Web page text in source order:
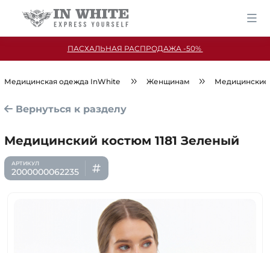
ПАСХАЛЬНАЯ РАСПРОДАЖА -50%
Медицинская одежда InWhite Женщинам
Вернуться к разделу
Медицинский костюм 1181 Зеленый
2000000062235